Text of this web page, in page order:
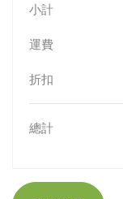
小計
運費
折扣
總計